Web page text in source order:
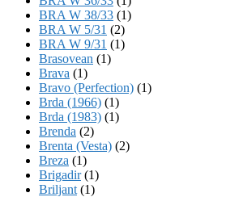
BRA W 38/33 (1)
BRA W 5/31 (2)
BRA W 9/31 (1)
Brasovean (1)
Brava (1)
Bravo (Perfection) (1)
Brda (1966) (1)
Brda (1983) (1)
Brenda (2)
Brenta (Vesta) (2)
Breza (1)
Brigadir(1)
Briljant (1)